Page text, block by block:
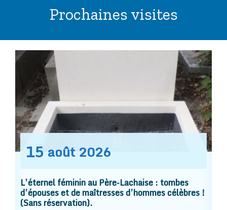
Prochaines visites
15 août 2026
L’éternel féminin au Père-Lachaise : tombes
d’épouses et de maîtresses d’hommes célèbres !
(Sans réservation).